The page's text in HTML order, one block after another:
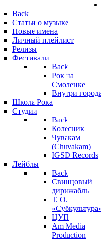
Back
Статьи о музыке
Новые имена
Личный плейлист
Релизы
Фестивали
Back
Рок на
Смоленке
Внутри
Школа Рока
Студии
Back
Колесник
Чувакам
(Chuvakam)
IGSD Records
Лейблы
Back
Свинцовый
дирижабль
Т. О.
ЦУП
Am Media
Production